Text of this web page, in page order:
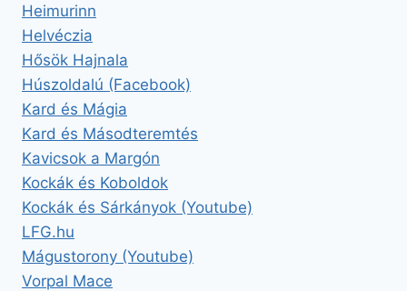
Heimurinn
Helvéczia
Hősök Hajnala
Húszoldalú (Facebook)
Kard és Mágia
Kard és Másodteremtés
Kavicsok a Margón
Kockák és Koboldok
Kockák és Sárkányok (Youtube)
LFG.hu
Mágustorony (Youtube)
Vorpal Mace